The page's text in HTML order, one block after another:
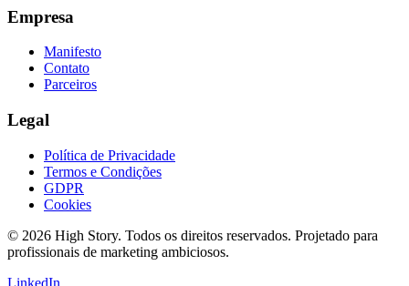
Empresa
Manifesto
Contato
Parceiros
Legal
Política de Privacidade
Termos e Condições
GDPR
Cookies
© 2026 High Story. Todos os direitos reservados. Projetado para
profissionais de marketing ambiciosos.
LinkedIn